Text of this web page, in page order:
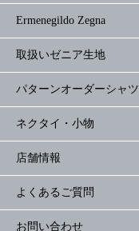
Ermenegildo Zegna
取扱いゼニア生地
パターンオーダーシャツ
ネクタイ・小物
店舗情報
よくあるご質問
お問い合わせ